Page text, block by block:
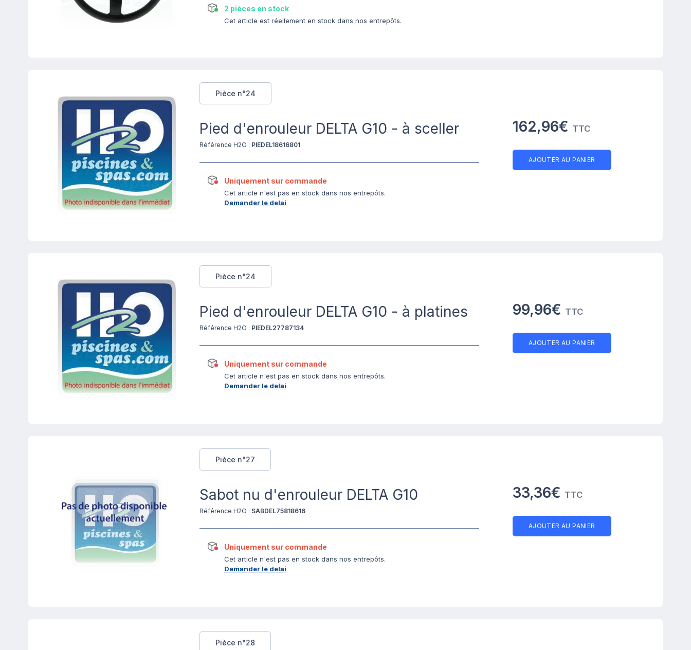
2 pièces en stock
Cet article est réellement en stock dans nos entrepôts.
Pièce n°24
Pied d'enrouleur DELTA G10 - à sceller
Référence H2O : PIEDEL18616801
Uniquement sur commande
Cet article n'est pas en stock dans nos entrepôts.
Demander le delai
162,96€ TTC
AJOUTER AU PANIER
Pièce n°24
Pied d'enrouleur DELTA G10 - à platines
Référence H2O : PIEDEL27787134
Uniquement sur commande
Cet article n'est pas en stock dans nos entrepôts.
Demander le delai
99,96€ TTC
AJOUTER AU PANIER
Pièce n°27
Sabot nu d'enrouleur DELTA G10
Référence H2O : SABDEL75818616
Uniquement sur commande
Cet article n'est pas en stock dans nos entrepôts.
Demander le delai
33,36€ TTC
AJOUTER AU PANIER
Pièce n°28